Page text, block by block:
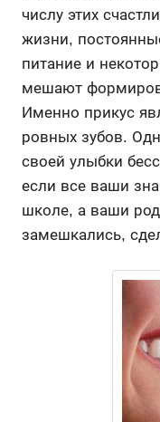
числу этих
жизни,
питание и
мешают
Именно прикус
ровных зубов.
своей улыбки
если все ваши
школе, а ваши
замешкались,